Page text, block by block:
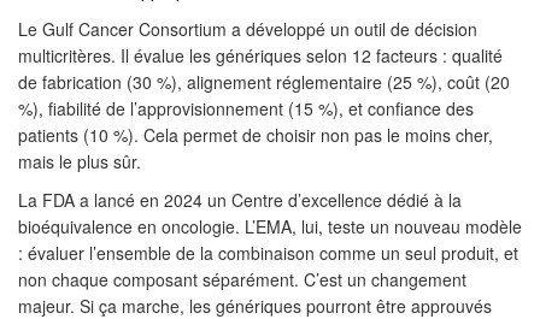
Le Gulf Cancer Consortium a développé un outil de décision
multicritères. Il évalue les génériques selon 12 facteurs : qualité
de fabrication (30 %), alignement réglementaire (25 %), coût (20
%), fiabilité de l’approvisionnement (15 %), et confiance des
patients (10 %). Cela permet de choisir non pas le moins cher,
mais le plus sûr.
La FDA a lancé en 2024 un Centre d’excellence dédié à la
bioéquivalence en oncologie. L’EMA, lui, teste un nouveau modèle
: évaluer l’ensemble de la combinaison comme un seul produit, et
non chaque composant séparément. C’est un changement
majeur. Si ça marche, les génériques pourront être approuvés